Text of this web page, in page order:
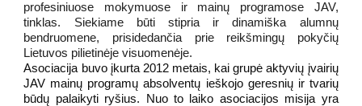
profesiniuose mokymuose ir mainų programose JAV,
tinklas. Siekiame būti stipria ir dinamiška alumnų
bendruomene, prisidedančia prie reikšmingų pokyčių
Lietuvos pilietinėje visuomenėje.
Asociacija buvo įkurta 2012 metais, kai grupė aktyvių įvairių
JAV mainų programų absolventų ieškojo geresnių ir tvarių
būdų palaikyti ryšius. Nuo to laiko asociacijos misija yra